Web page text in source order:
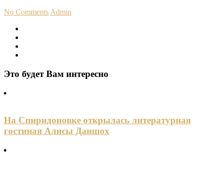
No Comments Admin
Это будет Вам интересно
На Спиридоновке открылась литературная
гостиная Алисы Даншох